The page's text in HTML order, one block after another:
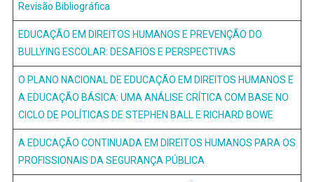
Revisão Bibliográfica
EDUCAÇÃO EM DIREITOS HUMANOS E PREVENÇÃO DO
BULLYING ESCOLAR: DESAFIOS E PERSPECTIVAS
O PLANO NACIONAL DE EDUCAÇÃO EM DIREITOS HUMANOS E
A EDUCAÇÃO BÁSICA: UMA ANÁLISE CRÍTICA COM BASE NO
CICLO DE POLÍTICAS DE STEPHEN BALL E RICHARD BOWE
A EDUCAÇÃO CONTINUADA EM DIREITOS HUMANOS PARA OS
PROFISSIONAIS DA SEGURANÇA PÚBLICA